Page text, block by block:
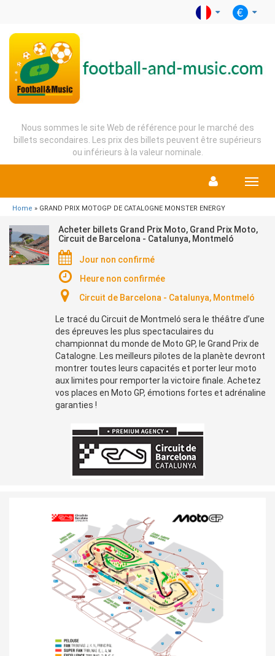
Nous sommes le site Web de référence pour le marché des
billets secondaires. Les prix des billets peuvent être supérieurs
ou inférieurs à la valeur nominale.
Menu
Home » GRAND PRIX MOTOGP DE CATALOGNE MONSTER ENERGY
Acheter billets Grand Prix Moto, Grand Prix Moto,
Circuit de Barcelona - Catalunya, Montmeló
Jour non confirmé
Heure non confirmée
Circuit de Barcelona - Catalunya, Montmeló
Le tracé du Circuit de Montmeló sera le théâtre d’une
des épreuves les plus spectaculaires du
championnat du monde de Moto GP, le Grand Prix de
Catalogne. Les meilleurs pilotes de la planète devront
montrer toutes leurs capacités et porter leurmoto
aux limites pour remporter la victoire finale. Achetez
vos places en Moto GP, émotions fortes et adrénaline
garanties !